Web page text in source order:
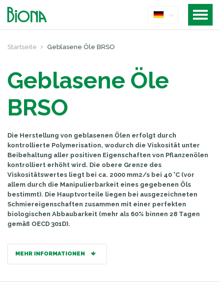
Startseite Geblasene Öle BRSO
Geblasene Öle
BRSO
Die Herstellung von geblasenen Ölen erfolgt durch
kontrollierte Polymerisation, wodurch die Viskosität unter
Beibehaltung aller positiven Eigenschaften von Pflanzenölen
kontrolliert erhöht wird. Die obere Grenze des
Viskositätswertes liegt bei ca. 2000 mm2/s bei 40 °C (vor
allem durch die Manipulierbarkeit eines gegebenen Öls
bestimmt). Die Hauptvorteile liegen bei ausgezeichneten
Schmiereigenschaften zusammen mit einer perfekten
biologischen Abbaubarkeit (mehr als 60% binnen 28 Tagen
gemäß OECD 301D).
MEHR INFORMATIONEN